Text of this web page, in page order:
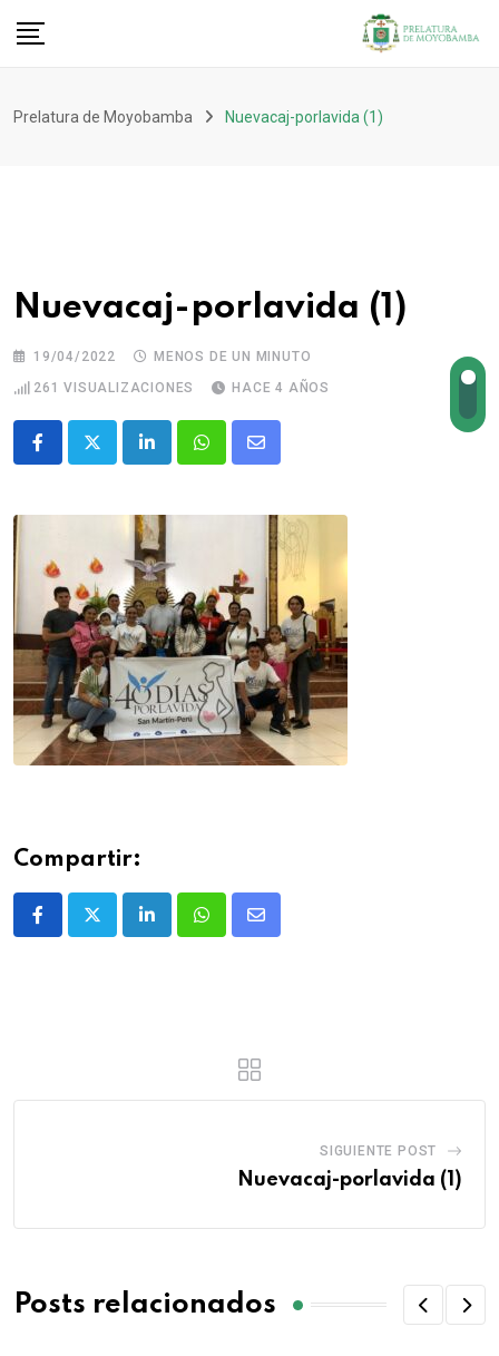
Prelatura de Moyobamba Nuevacaj-porlavida (1)
Nuevacaj-porlavida (1)
19/04/2022
MENOS DE UN MINUTO
261 VISUALIZACIONES HACE 4 AÑOS
Compartir:
SIGUIENTE POST
Nuevacaj-porlavida (1)
Posts relacionados